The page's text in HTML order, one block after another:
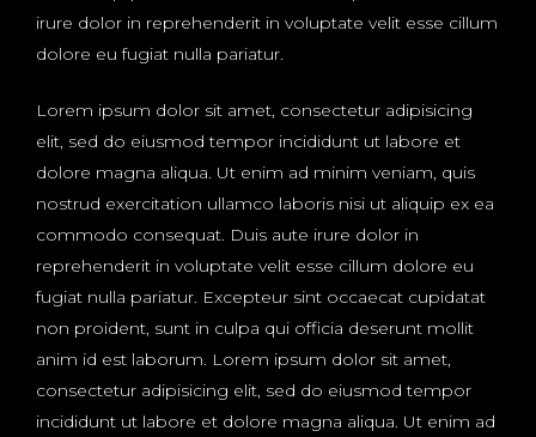
irure dolor in reprehenderit in voluptate velit esse cillum
dolore eu fugiat nulla pariatur.
Lorem ipsum dolor sit amet, consectetur adipisicing
elit, sed do eiusmod tempor incididunt ut labore et
dolore magna aliqua. Ut enim ad minim veniam, quis
nostrud exercitation ullamco laboris nisi ut aliquip ex ea
commodo consequat. Duis aute irure dolor in
reprehenderit in voluptate velit esse cillum dolore eu
fugiat nulla pariatur. Excepteur sint occaecat cupidatat
non proident, sunt in culpa qui officia deserunt mollit
anim id est laborum. Lorem ipsum dolor sit amet,
consectetur adipisicing elit, sed do eiusmod tempor
incididunt ut labore et dolore magna aliqua. Ut enim ad